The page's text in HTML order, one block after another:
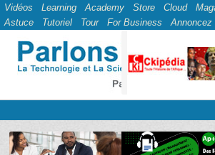
Vidéos Learning Academy Store Cloud
Astuce
Tutoriel Tour For Business Annoncez